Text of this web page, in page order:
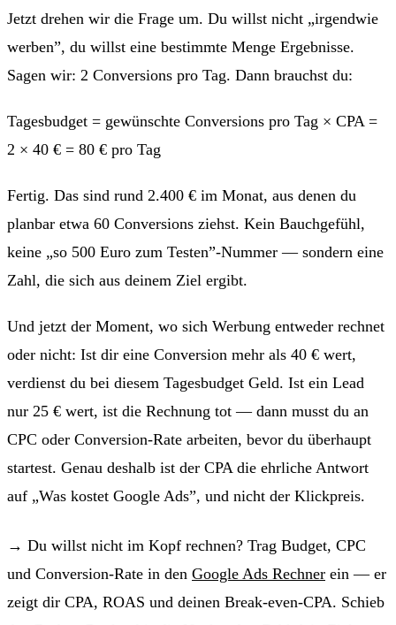
Jetzt drehen wir die Frage um. Du willst nicht „irgendwie
werben”, du willst eine bestimmte Menge Ergebnisse.
Sagen wir: 2 Conversions pro Tag. Dann brauchst du:
Tagesbudget = gewünschte Conversions pro Tag × CPA =
2 × 40 € = 80 € pro Tag
Fertig. Das sind rund 2.400 € im Monat, aus denen du
planbar etwa 60 Conversions ziehst. Kein Bauchgefühl,
keine „so 500 Euro zum Testen”-Nummer — sondern eine
Zahl, die sich aus deinem Ziel ergibt.
Und jetzt der Moment, wo sich Werbung entweder rechnet
oder nicht: Ist dir eine Conversion mehr als 40 € wert,
verdienst du bei diesem Tagesbudget Geld. Ist ein Lead
nur 25 € wert, ist die Rechnung tot — dann musst du an
CPC oder Conversion-Rate arbeiten, bevor du überhaupt
startest. Genau deshalb ist der CPA die ehrliche Antwort
auf „Was kostet Google Ads”, und nicht der Klickpreis.
→ Du willst nicht im Kopf rechnen? Trag Budget, CPC
und Conversion-Rate in den Google Ads Rechner ein — er
zeigt dir CPA, ROAS und deinen Break-even-CPA. Schieb